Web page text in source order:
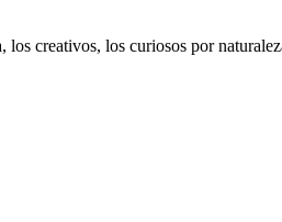
creativos, los curiosos por